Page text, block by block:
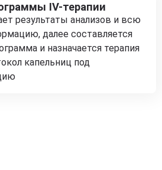
IV-терапии
результаты анализов и всю
далее составляется
и назначается терапия
капельниц под